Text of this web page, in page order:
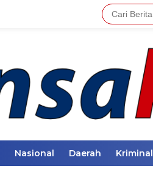
Nasional Daerah Kriminal